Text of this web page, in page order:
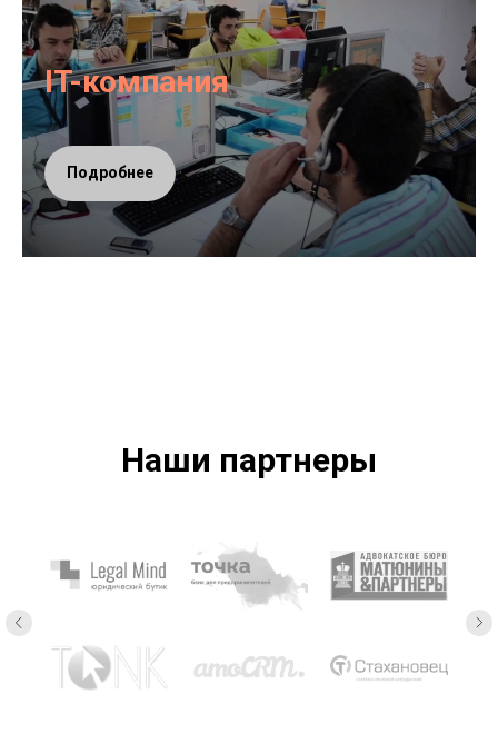
IT-компания
Подробнее
Наши партнеры